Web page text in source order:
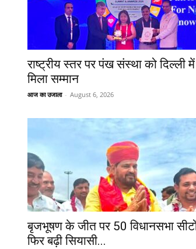
राष्ट्रीय स्तर पर पंख संस्था को दिल्ली में
मिला सम्मान
आज का उजाला - August 6, 2026
बृजभूषण के जीत पर 50 विधानसभा
फिर बढ़ी सियासी...